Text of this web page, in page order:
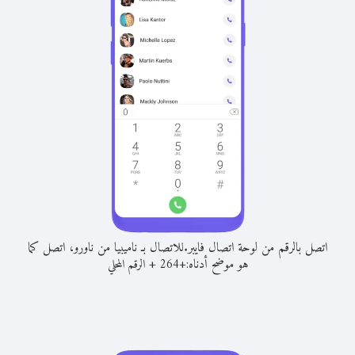
اتصل بالرقم من لوحة اتصال فايبر.للاتصال بـ ناميبيا من ناورو، اتصل كما
هو موضح أدناه:+
264
+الرقم المحلي